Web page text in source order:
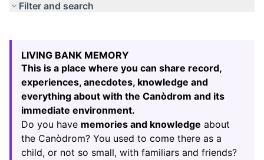
Filter and search
−
LIVING BANK MEMORY
This is a place where you can share record,
experiences, anecdotes, knowledge and
everything about with the Canòdrom and its
immediate environment.
Do you have memories and knowledge about
the Canòdrom? You used to come there as a
child, or not so small, with familiars and friends?